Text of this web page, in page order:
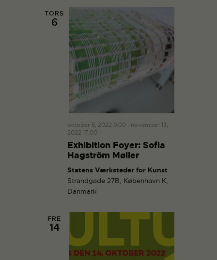
e
n
h
d
S
e
a
r
c
h
d
e
he
de
r
v
n
h
e
d
V
w
n
e
TORS
6
oktober 6, 2022 9:00 - november 13,
2022 17:00
Exhibition Foyer: Sofia
Hagström Møller
Statens Værksteder for Kunst
Strandgade 27B, København K,
Danmark
FRE
14